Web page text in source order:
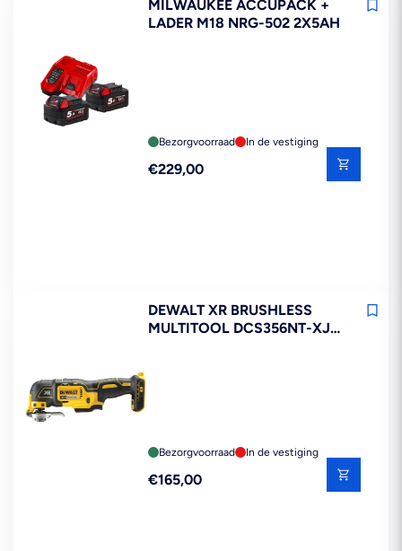
MILWAUKEE ACCUPACK +
LADER M18 NRG-502 2X5AH
Bezorgvoorraad In de vestiging
Reguliere
€229,00
DEWALT XR BRUSHLESS
MULTITOOL DCS356NT-XJ
Bezorgvoorraad In de vestiging
Reguliere
€165,00